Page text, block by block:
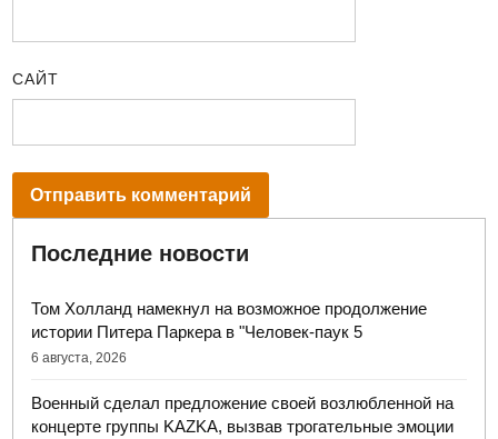
САЙТ
Последние новости
Том Холланд намекнул на возможное продолжение
истории Питера Паркера в "Человек-паук 5
6 августа, 2026
Военный сделал предложение своей возлюбленной на
концерте группы KAZKA, вызвав трогательные эмоции